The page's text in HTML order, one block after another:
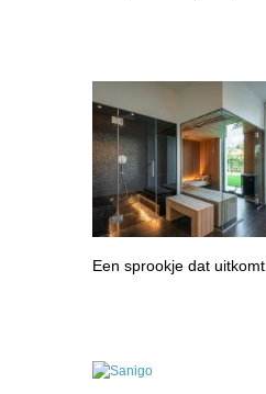
Een sprookje dat uitkomt